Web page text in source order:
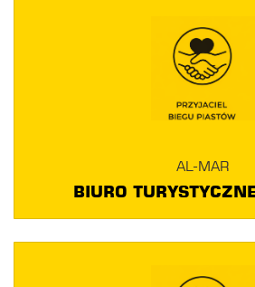
AL-MAR
BIURO